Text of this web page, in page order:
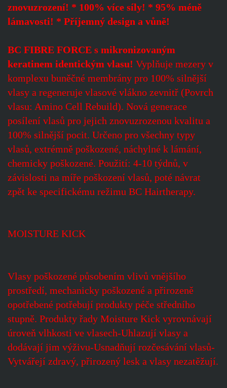
znovuzrození! * 100% více síly! * 95% méně
lámavosti! * Příjemný design a vůně!
BC FIBRE FORCE s mikronizovaným
keratinem identickým vlasu! Vyplňuje mezery v
komplexu buněčné membrány pro 100% silnější
vlasy a regeneruje vlasové vlákno zevnitř (Povrch
vlasu: Amino Cell Rebuild). Nová generace
posílení vlasů pro jejich znovuzrozenou kvalitu a
100% silnější pocit. Určeno pro všechny typy
vlasů, extrémně poškozené, náchylné k lámání,
chemicky poškozené. Použití: 4-10 týdnů, v
závislosti na míře poškození vlasů, poté návrat
zpět ke specifickému režimu BC Hairtherapy.
MOISTURE KICK
Vlasy poškozené působením vlivů vnějšího
prostředí, mechanicky poškozené a přirozeně
opotřebené potřebují produkty péče středního
stupně. Produkty řady Moisture Kick vyrovnávají
úroveň vlhkosti ve vlasech-Uhlazují vlasy a
dodávají jim výživu-Usnadňují rozčesávání vlasů-
Vytvářejí zdravý, přirozený lesk a vlasy nezatěžují.